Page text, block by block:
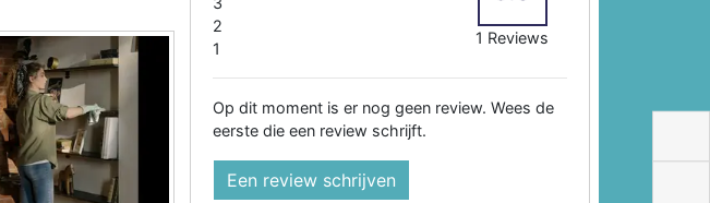
2
1
1 Reviews
Op dit moment is er nog geen review. Wees de
eerste die een review schrijft.
Een review schrijven